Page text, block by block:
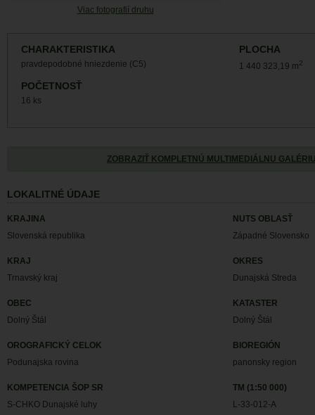
Viac fotografií druhu
CHARAKTERISTIKA
pravdepodobné hniezdenie (C5)
PLOCHA
1 440 323,19 m2
POČETNOSŤ
16 ks
ZOBRAZIŤ KOMPLETNÚ MULTIMEDIÁLNU
LOKALITNÉ ÚDAJE
KRAJINA
Slovenská republika
NUTS OBLASŤ
Západné Slovensko
KRAJ
Trnavský kraj
OKRES
Dunajská Streda
OBEC
Dolný Štál
KATASTER
Dolný Štál
OROGRAFICKÝ CELOK
Podunajska rovina
BIOREGIÓN
panonsky region
KOMPETENCIA ŠOP SR
S-CHKO Dunajské luhy
TM (1:50 000)
L-33-012-A